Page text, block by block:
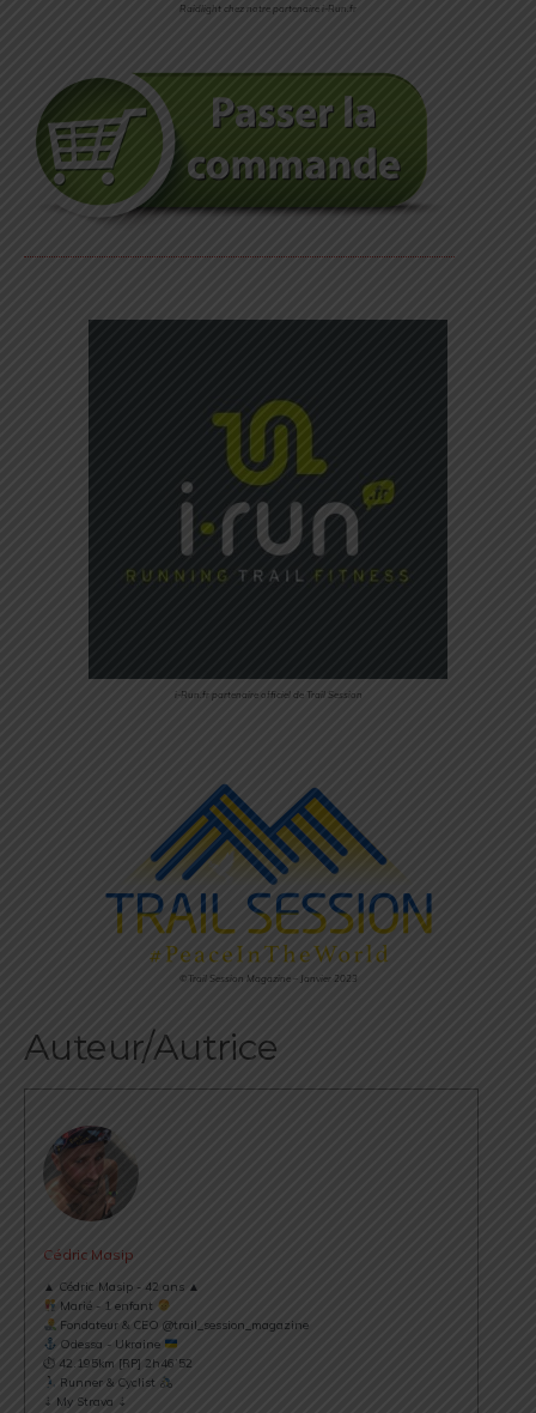
Raidlight chez notre partenaire i-Run.fr
i-Run.fr partenaire officiel de Trail Session
©Trail Session Magazine – Janvier 2023
Auteur/Autrice
Cédric Masip
▲ Cédric Masip - 42 ans ▲
Marié - 1 enfant
Fondateur & CEO @trail_session_magazine
Odessa - Ukraine
⏱ 42.195km [RP] 2h46’52
Runner & Cyclist
⇣ My Strava ⇣